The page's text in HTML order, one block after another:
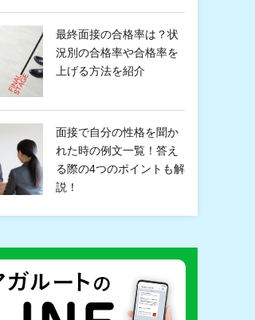
最終面接の合格率は？状
況別の合格率や合格率を
上げる方法を紹介
面接で自分の性格を聞か
れた時の例文一覧！答え
る際の4つのポイントも解
説！